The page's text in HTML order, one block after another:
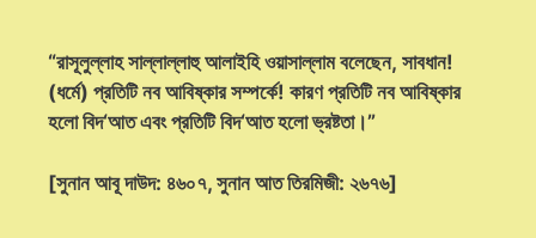
“রাসূলুল্লাহ সাল্লাল্লাহু আলাইহি ওয়াসাল্লাম বলেছেন, সাবধান!
(ধর্মে) প্রতিটি নব আবিষ্কার সম্পর্কে! কারণ প্রতিটি নব আবিষ্কার
হলো বিদ‘আত এবং প্রতিটি বিদ‘আত হলো ভ্রষ্টতা।”
[সুনান আবূ দাউদ: ৪৬০৭, সুনান আত তিরমিজী: ২৬৭৬]